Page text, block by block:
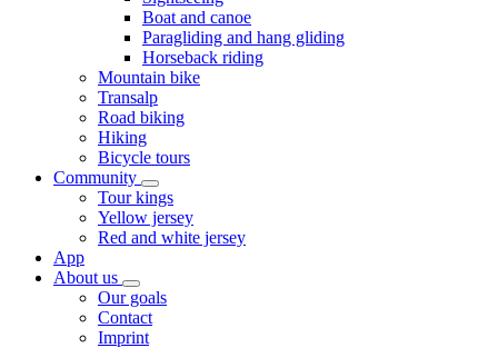
Boat and canoe
Paragliding and hang gliding
Horseback riding
Mountain bike
Transalp
Road biking
Hiking
Bicycle tours
Community
Tour kings
Yellow jersey
Red and white jersey
App
About us
Our goals
Contact
Imprint